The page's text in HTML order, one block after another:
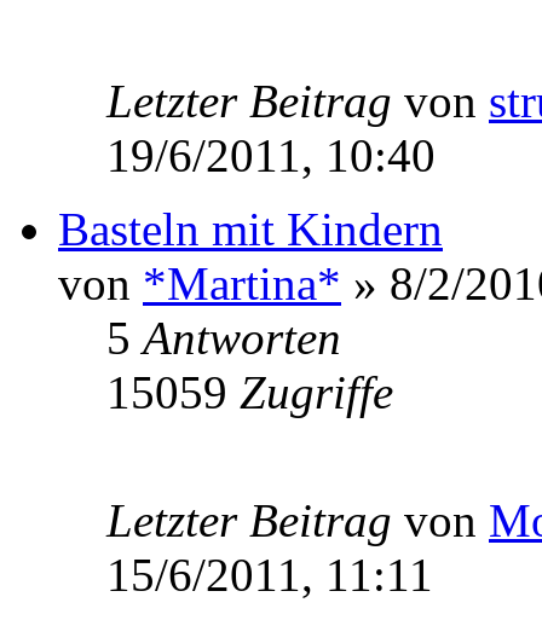
Letzter Beitrag von
19/6/2011, 10:40
Basteln mit Kindern
von *Martina* » 8/2/
5Antworten
15059 Zugriffe
Letzter Beitrag von
15/6/2011, 11:11